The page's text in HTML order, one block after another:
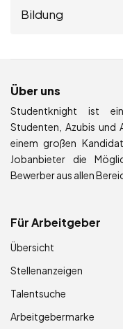
Bildung
Über uns
Studentknight ist
Studenten, Azubis und
einem großen
Jobanbieter die
Bewerber aus allen
Für Arbeitgeber
Übersicht
Stellenanzeigen
Talentsuche
Arbeitgebermarke